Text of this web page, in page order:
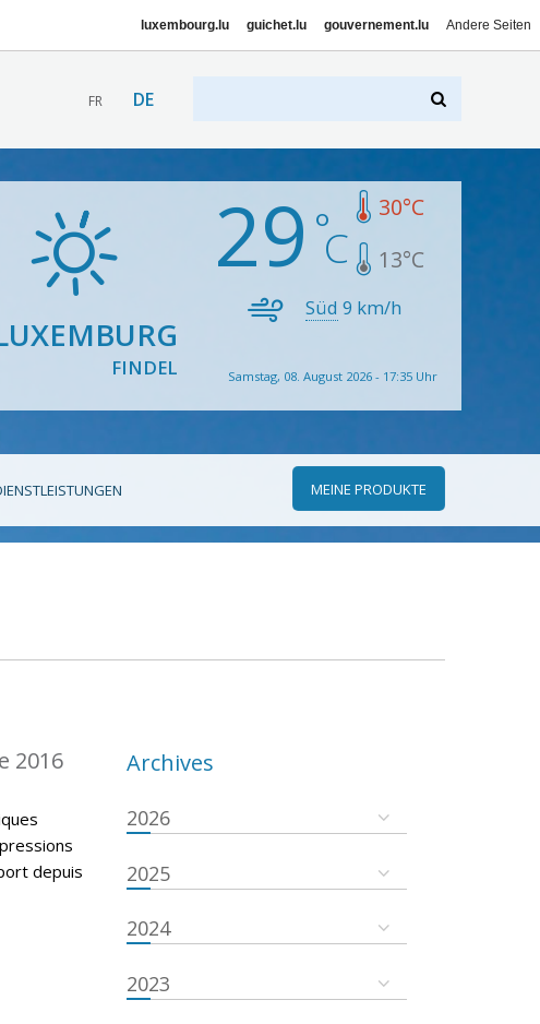
luxembourg.lu guichet.lu gouvernement.lu Andere Seiten
FR DE
FINDEL
29 30°C
13°C
Süd 9 km/h
Samstag, 08. August 2026 - 17:35 Uhr
MEINE PRODUKTE
2016
depuis
Archives
2026
2025
2024
2023